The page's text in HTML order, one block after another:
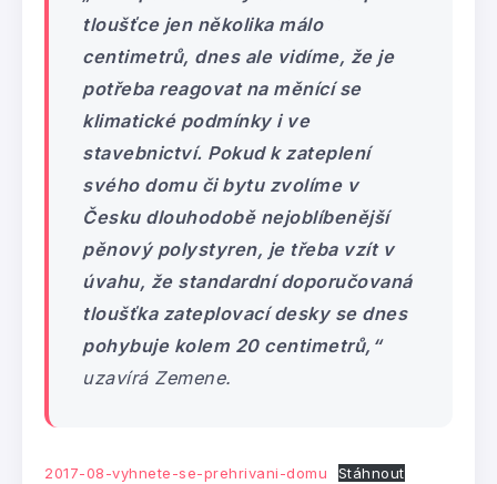
tloušťce jen několika málo
centimetrů, dnes ale vidíme, že je
potřeba reagovat na měnící se
klimatické podmínky i ve
stavebnictví. Pokud k zateplení
svého domu či bytu zvolíme v
Česku dlouhodobě nejoblíbenější
pěnový polystyren, je třeba vzít v
úvahu, že standardní doporučovaná
tloušťka zateplovací desky se dnes
pohybuje kolem 20 centimetrů,“
uzavírá Zemene.
2017-08-vyhnete-se-prehrivani-domu Stáhnout